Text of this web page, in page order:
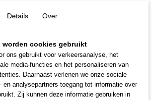
genummerd van N 001 tot en met N 250. Op
staat het N nummer op de cilinder en de
staat het N nummer enkel nog op de sleutel.
Als het goed is heeft u, of degene waar u het
genoteerd.
Details Over
worden cookies gebruikt
ons gebruikt voor verkeersanalyse, het
media-functies en het personaliseren van
Daarnaast verlenen we onze sociale
en analysepartners toegang tot informatie over
Zij kunnen deze informatie gebruiken in